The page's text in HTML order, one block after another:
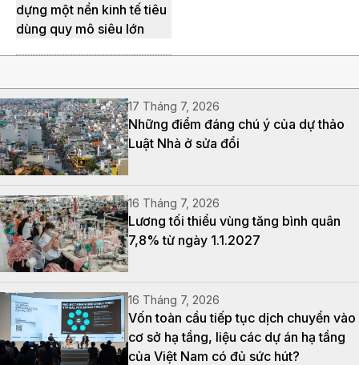
dựng một nền kinh tế tiêu
dùng quy mô siêu lớn
17 Tháng 7, 2026
Những điểm đáng chú ý của dự thảo
Luật Nhà ở sửa đổi
16 Tháng 7, 2026
Lương tối thiểu vùng tăng bình quân
7,8% từ ngày 1.1.2027
16 Tháng 7, 2026
Vốn toàn cầu tiếp tục dịch chuyển vào
cơ sở hạ tầng, liệu các dự án hạ tầng
của Việt Nam có đủ sức hút?